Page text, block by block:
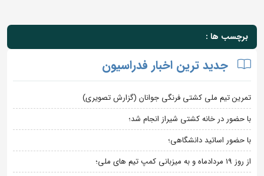
برچسب ها :
جدید ترین اخبار فدراسیون
تمرین تیم ملی کشتی فرنگی جوانان (گزارش تصویری)
با حضور در خانه کشتی شیراز انجام شد؛
با حضور اساتید دانشگاهی؛
از روز 19 مردادماه و به میزبانی کمپ تیم های ملی؛